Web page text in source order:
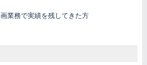
業務で実績を残してきた方